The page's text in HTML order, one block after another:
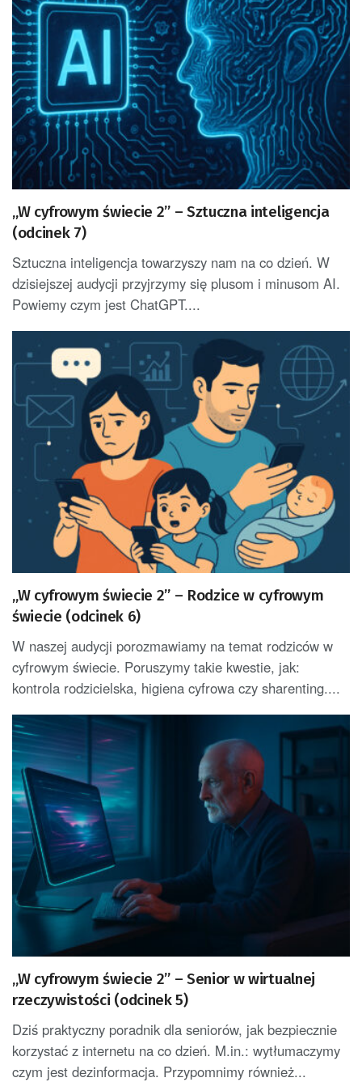
„W cyfrowym świecie 2” – Sztuczna inteligencja
(odcinek 7)
Sztuczna inteligencja towarzyszy nam na co dzień. W
dzisiejszej audycji przyjrzymy się plusom i minusom AI.
Powiemy czym jest ChatGPT....
„W cyfrowym świecie 2” – Rodzice w cyfrowym
świecie (odcinek 6)
W naszej audycji porozmawiamy na temat rodziców w
cyfrowym świecie. Poruszymy takie kwestie, jak:
kontrola rodzicielska, higiena cyfrowa czy sharenting....
„W cyfrowym świecie 2” – Senior w wirtualnej
rzeczywistości (odcinek 5)
Dziś praktyczny poradnik dla seniorów, jak bezpiecznie
korzystać z internetu na co dzień. M.in.: wytłumaczymy
czym jest dezinformacja. Przypomnimy również...